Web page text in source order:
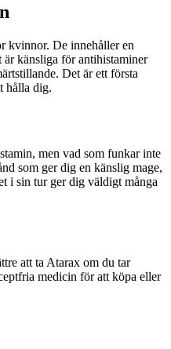
kvinnor. De innehåller en
känsliga för antihistaminer
Det är ett första
hålla dig.
men vad som funkar inte
som ger dig en känslig mage,
i sin tur ger dig väldigt många
att ta Atarax om du tar
medicin för att köpa eller